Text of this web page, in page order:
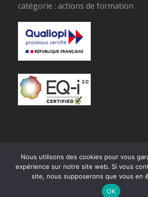
catégorie : actions de formation
Nous utilisons des cookies pour vous
expérience sur notre site web. Si vous
site, nous supposerons que vous en
OK